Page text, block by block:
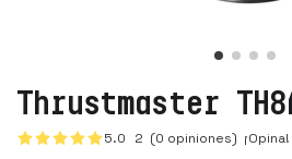
Thrustmaster
5.0 2 (0 opiniones) ¡Opina!